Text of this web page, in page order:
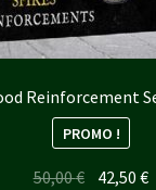
Reinforcement
PROMO !
50,00€ Le42,50€Le